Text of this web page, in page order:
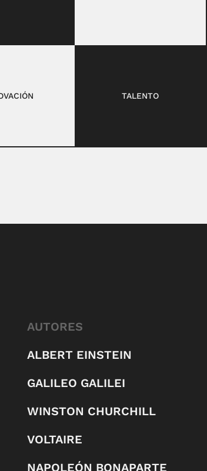
TALENTO
AUTORES
ALBERT EINSTEIN
GALILEO GALILEI
WINSTON CHURCHILL
VOLTAIRE
NAPOLEÓN BONAPARTE